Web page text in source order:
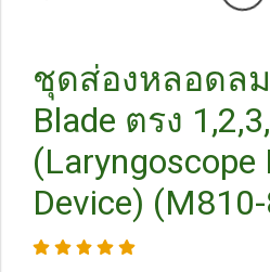
ชุดส่องหลอดล
Blade ตรง
(Laryngoscope
Device)